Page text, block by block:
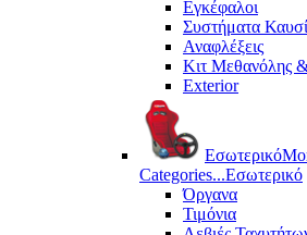
Εγκέφαλοι
Συστήματα
Αναφλέξεις
Κιτ Μεθανόλης
Exterior
Εσωτερικό
Categories...Εσωτερικό
Όργανα
Τιμόνια